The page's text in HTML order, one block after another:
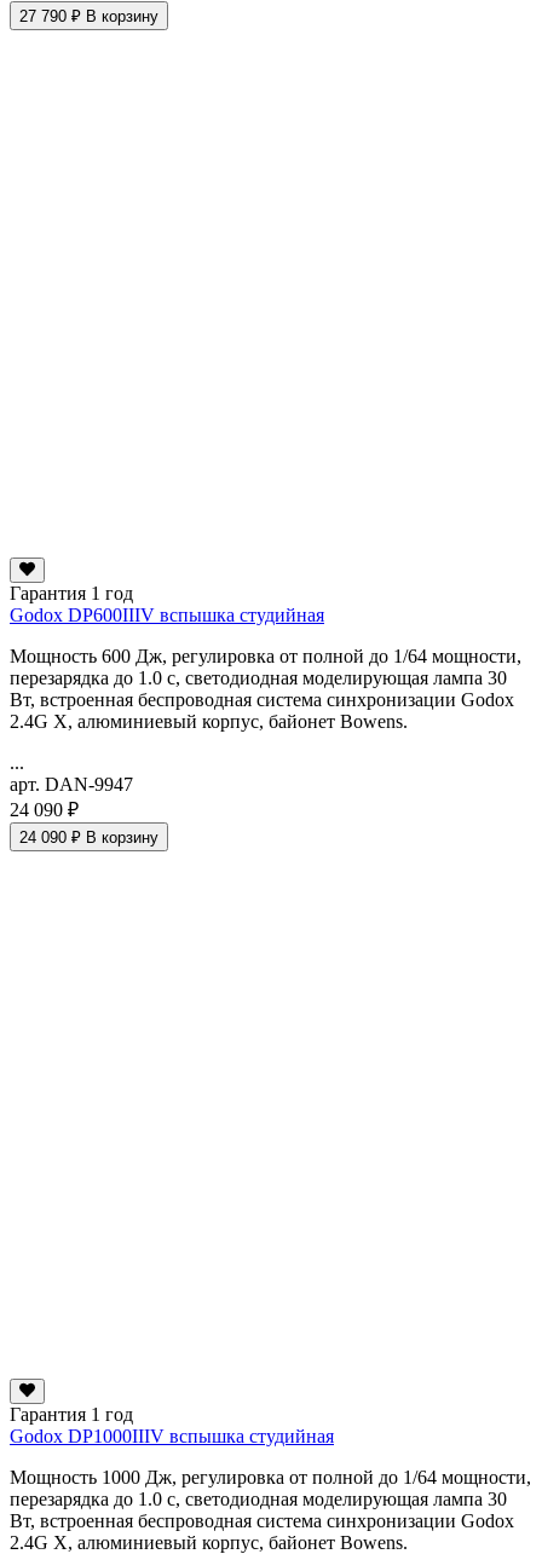
27 790 ₽ В корзину
Гарантия 1 год
Godox DP600IIIV вспышка студийная
Мощность 600 Дж, регулировка от полной до 1/64 мощности,
перезарядка до 1.0 с, светодиодная моделирующая лампа 30
Вт, встроенная беспроводная система синхронизации Godox
2.4G X, алюминиевый корпус, байонет Bowens.
...
арт. DAN-9947
24 090 ₽
24 090 ₽ В корзину
Гарантия 1 год
Godox DP1000IIIV вспышка студийная
Мощность 1000 Дж, регулировка от полной до 1/64 мощности,
перезарядка до 1.0 с, светодиодная моделирующая лампа 30
Вт, встроенная беспроводная система синхронизации Godox
2.4G X, алюминиевый корпус, байонет Bowens.